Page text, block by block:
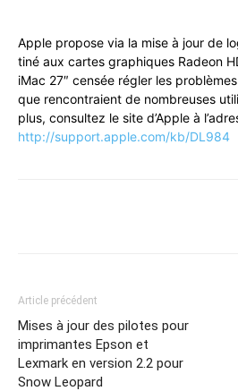
Apple pro­pose via la mise à jour de
tiné aux cartes graphiques Radeon
iMac 27″ cen­sée régler les
que ren­con­traient de nom­breuses
plus, con­sul­tez le site d’Ap­ple à
http://support.apple.com/kb/DL984
Article précédent
Mises à jour des pilotes pour
imprimantes Epson et
Lexmark en version 2.2 pour
Snow Leopard